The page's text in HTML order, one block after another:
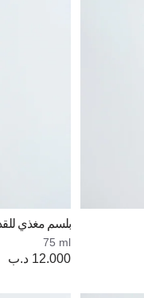
Price:
بلسم مغذي
75 ml
12.000 د.ب